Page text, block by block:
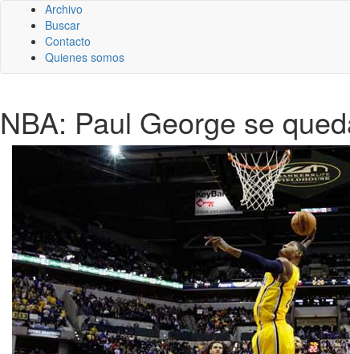
Archivo
Buscar
Contacto
Quienes somos
NBA: Paul George se